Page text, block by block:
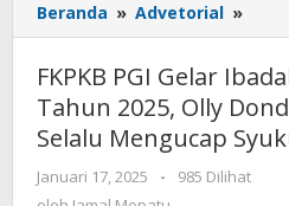
Beranda » Advetorial »
PGI
Awal
2025,
FKPKB PGI Gelar
Tahun 2025, Olly
Selalu Mengucap
Januari 17, 2025
oleh
Jamal
-
985 Dilihat